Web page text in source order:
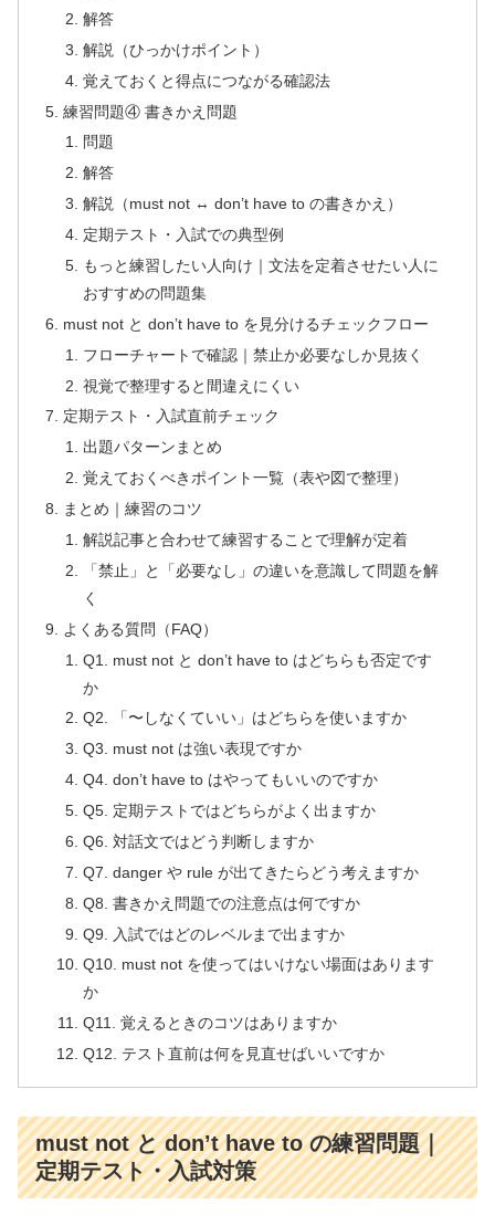
解答
解説（ひっかけポイント）
覚えておくと得点につながる確認法
練習問題④ 書きかえ問題
問題
解答
解説（must not ↔ don’t have to の書きかえ）
定期テスト・入試での典型例
もっと練習したい人向け｜文法を定着させたい人に
おすすめの問題集
must not と don’t have to を見分けるチェックフロー
フローチャートで確認｜禁止か必要なしか見抜く
視覚で整理すると間違えにくい
定期テスト・入試直前チェック
出題パターンまとめ
覚えておくべきポイント一覧（表や図で整理）
まとめ｜練習のコツ
解説記事と合わせて練習することで理解が定着
「禁止」と「必要なし」の違いを意識して問題を解
く
よくある質問（FAQ）
Q1. must not と don’t have to はどちらも否定です
か
Q2. 「〜しなくていい」はどちらを使いますか
Q3. must not は強い表現ですか
Q4. don’t have to はやってもいいのですか
Q5. 定期テストではどちらがよく出ますか
Q6. 対話文ではどう判断しますか
Q7. danger や rule が出てきたらどう考えますか
Q8. 書きかえ問題での注意点は何ですか
Q9. 入試ではどのレベルまで出ますか
Q10. must not を使ってはいけない場面はあります
か
Q11. 覚えるときのコツはありますか
Q12. テスト直前は何を見直せばいいですか
must not と don’t have to の練習問題｜
定期テスト・入試対策